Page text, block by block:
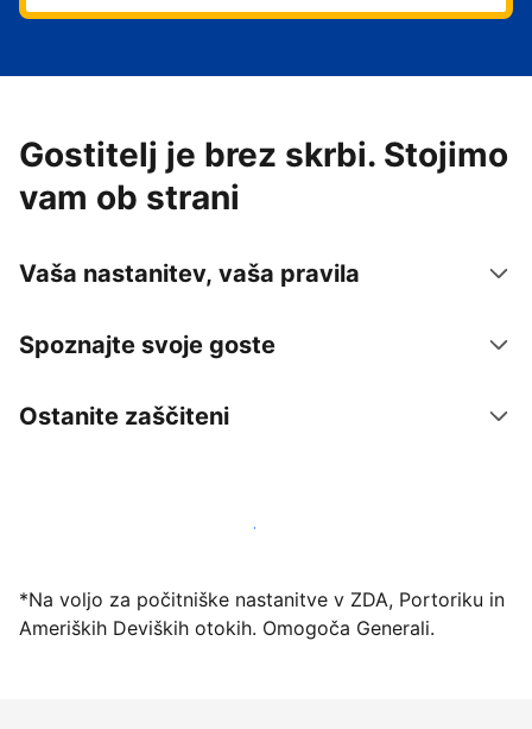
Gostitelj je brez skrbi. Stojimo
vam ob strani
Vaša nastanitev, vaša pravila
Spoznajte svoje goste
Ostanite zaščiteni
Danes ponudite nastanitev prek naše platforme
*Na voljo za počitniške nastanitve v ZDA, Portoriku in
Ameriških Deviških otokih. Omogoča Generali.